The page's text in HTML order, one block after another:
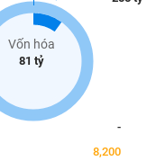
Vốn hóa
81 tỷ
-
8,200